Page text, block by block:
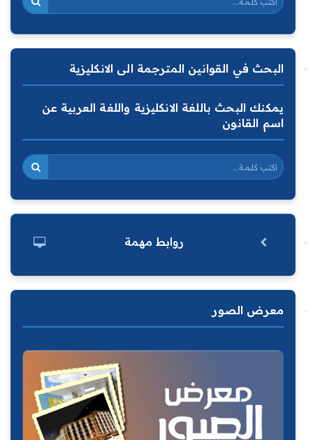
البحث في القوانين المترجمة الى الانكليزية
يمكنك البحث باللغة الانكليزية واللغة العربية عن
اسم القانون
روابط مهمة
معرض الصور